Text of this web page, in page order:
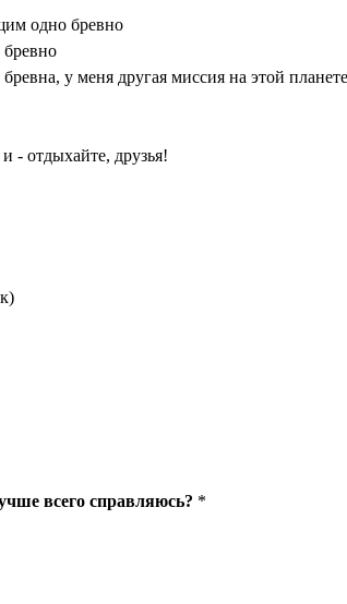
одно бревно
у меня другая миссия на этой
- отдыхайте, друзья!
всего справляюсь? *